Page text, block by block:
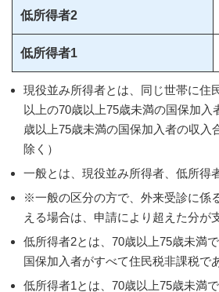
低所得者2
低所得者1
現役並み所得者とは、同じ世帯に住
以上の70歳以上75歳未満の国保加入
歳以上75歳未満の国保加入者の収入
除く）
一般とは、現役並み所得者、低所得
※一般の区分の方で、外来受診に係
える場合は、申請により超えた分が
低所得者2とは、70歳以上75歳未満
国保加入者がすべて住民税非課税で
低所得者1とは、70歳以上75歳未満